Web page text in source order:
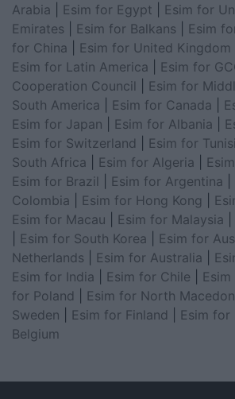
Arabia
Esim for Egypt
Esim for
Emirates
Esim for Balkans Esim
for China
Esim for United Kingdom
Esim for Latin America
Esim for
Cooperation Council
Esim for
South America
Esim for Canada
Esim for Japan
Esim for Albania
Esim for Switzerland
Esim for
South Africa
Esim for Algeria
Esim for Brazil
Esim for Argentina
Colombia
Esim for Hong Kong
Esim for Macau
Esim for Malaysia
Esim for South Korea Esim for
Netherlands
Esim for Australia
Esim for India
Esim for Chile
for Poland
Esim for North
Sweden
Esim for Finland Esim for
Belgium